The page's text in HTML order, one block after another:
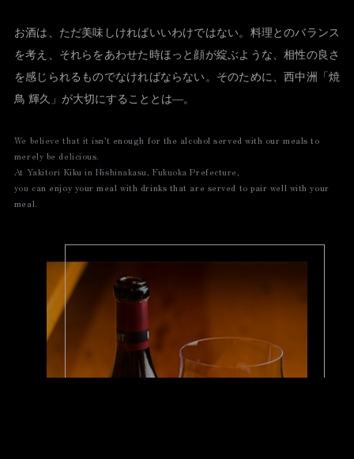
お酒は、ただ美味しければいいわけではない。 料理とのバランス
を考え、それらをあわせた時ほっと顔が綻ぶような、相性の良さ
を感じられるものでなければならない。 そのために、西中洲「焼
鳥 輝久」が大切にすることとは―。
We believe that it isn't enough for the alcohol served with our meals to
merely be delicious.
At Yakitori Kiku in Nishinakasu, Fukuoka Prefecture,
you can enjoy your meal with drinks that are served to pair well with your
meal.